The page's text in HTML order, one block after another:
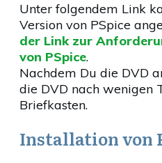
Unter folgendem Link
Version von PSpice
der Link zur
von PSpice.
Nachdem Du die DVD
die DVD nach wenigen
Briefkasten.
Installation von